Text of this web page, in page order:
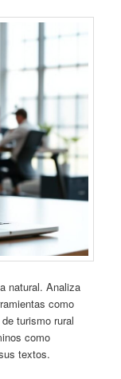
natural. Analiza
como
de turismo rural
como
textos.